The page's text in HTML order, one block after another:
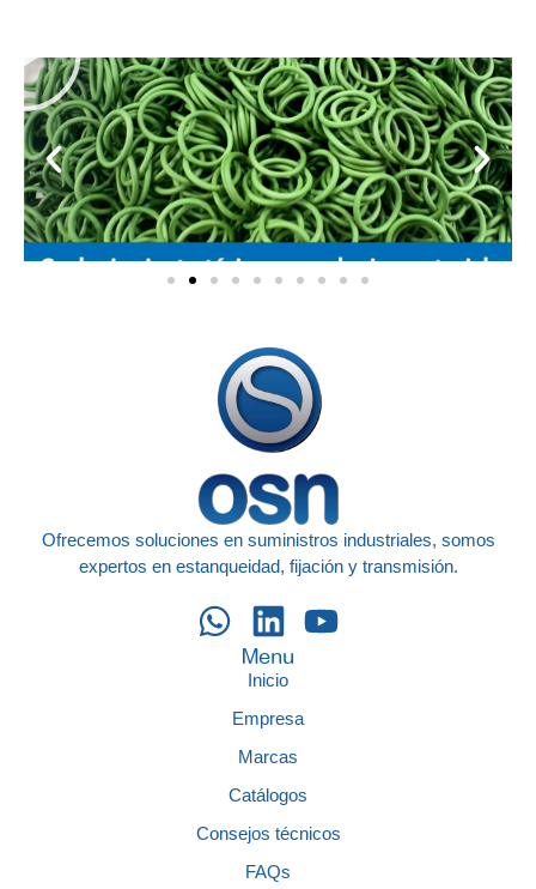
Ofrecemos soluciones en suministros industriales, somos
expertos en estanqueidad, fijación y transmisión.
Menu
Inicio
Empresa
Marcas
Catálogos
Consejos técnicos
FAQs